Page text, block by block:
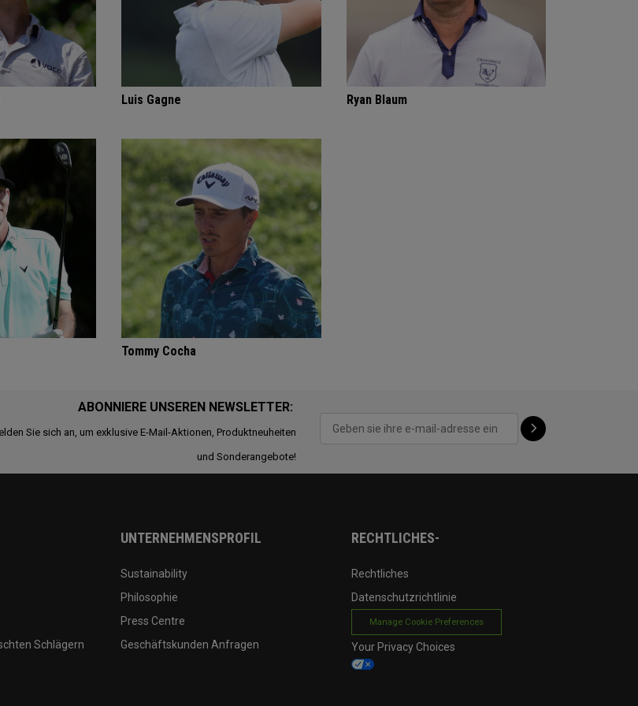
Luis Gagne Ryan Blaum
Tommy Cocha
ABONNIERE UNSEREN NEWSLETTER:
Sie sich an, um exklusive E-Mail-Aktionen, Produktneuheiten
und Sonderangebote!
Schlägern
UNTERNEHMENSPROFIL
Sustainability
Philosophie
Press Centre
Geschäftskunden Anfragen
RECHTLICHES-
Rechtliches
Datenschutzrichtlinie
Manage Cookie Preferences
Your Privacy Choices